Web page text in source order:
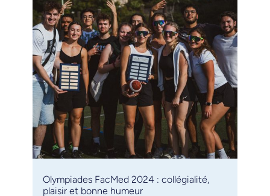
Olympiades FacMed 2024 : collégialité,
plaisir et bonne humeur